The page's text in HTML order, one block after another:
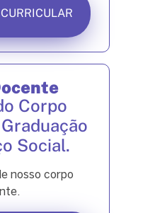
Corpo
Social.
nosso corpo